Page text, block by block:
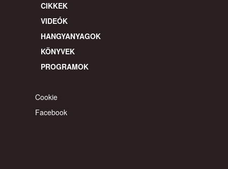
CIKKEK
VIDEÓK
HANGYANYAGOK
KÖNYVEK
PROGRAMOK
Cookie
Facebook